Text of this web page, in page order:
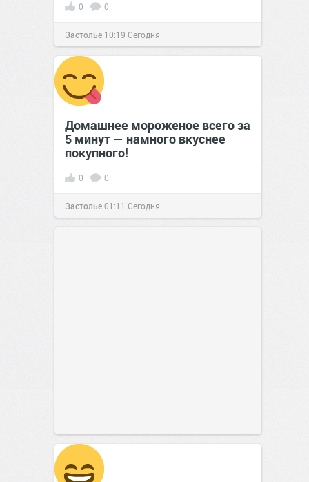
0 0
Застолье 10:19 Сегодня
Домашнее мороженое всего за
5 минут — намного вкуснее
покупного!
0 0
Застолье01:11 Сегодня